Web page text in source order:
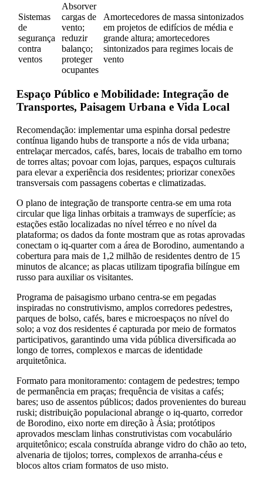
Sistemas
de
segurança
contra
ventos
Absorver
cargas de
vento;
reduzir
balanço;
proteger
ocupantes
Amortecedores de massa sintonizados
em projetos de edifícios de média e
grande altura; amortecedores
sintonizados para regimes locais de
vento
Espaço Público e Mobilidade: Integração de
Transportes, Paisagem Urbana e Vida Local
Recomendação: implementar uma espinha dorsal pedestre
contínua ligando hubs de transporte a nós de vida urbana;
entrelaçar mercados, cafés, bares, locais de trabalho em torno
de torres altas; povoar com lojas, parques, espaços culturais
para elevar a experiência dos residentes; priorizar conexões
transversais com passagens cobertas e climatizadas.
O plano de integração de transporte centra-se em uma rota
circular que liga linhas orbitais a tramways de superfície; as
estações estão localizadas no nível térreo e no nível da
plataforma; os dados da fonte mostram que as rotas aprovadas
conectam o iq-quarter com a área de Borodino, aumentando a
cobertura para mais de 1,2 milhão de residentes dentro de 15
minutos de alcance; as placas utilizam tipografia bilíngue em
russo para auxiliar os visitantes.
Programa de paisagismo urbano centra-se em pegadas
inspiradas no construtivismo, amplos corredores pedestres,
parques de bolso, cafés, bares e microespaços no nível do
solo; a voz dos residentes é capturada por meio de formatos
participativos, garantindo uma vida pública diversificada ao
longo de torres, complexos e marcas de identidade
arquitetônica.
Formato para monitoramento: contagem de pedestres; tempo
de permanência em praças; frequência de visitas a cafés;
bares; uso de assentos públicos; dados provenientes do bureau
ruski; distribuição populacional abrange o iq-quarto, corredor
de Borodino, eixo norte em direção à Ásia; protótipos
aprovados mesclam linhas construtivistas com vocabulário
arquitetônico; escala construída abrange vidro do chão ao teto,
alvenaria de tijolos; torres, complexos de arranha-céus e
blocos altos criam formatos de uso misto.